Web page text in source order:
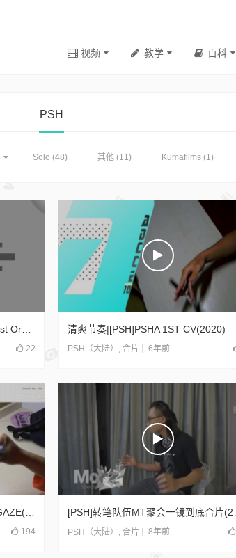
视频 教学 百科
PSH
Solo (48) 其他(11) Kumafilms(1)
22
清爽节奏|[PSH]PSHA 1ST CV(2020)
PSH（大陆） , 合片 6年前
194 PSH（大陆） 合片 8年前